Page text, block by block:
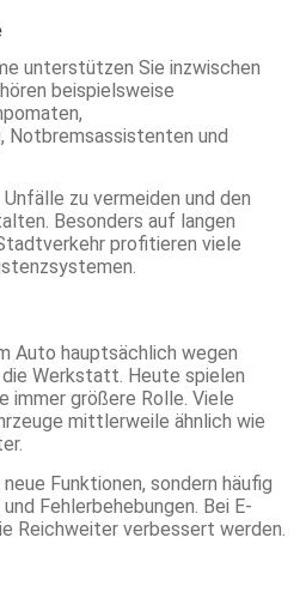
unterstützen Sie inzwischen
beispielsweise
Notbremsassistenten und
zu vermeiden und den
Besonders auf langen
profitieren viele
Auto hauptsächlich wegen
Werkstatt. Heute spielen
immer größere Rolle. Viele
mittlerweile ähnlich wie
Funktionen, sondern häufig
Fehlerbehebungen. Bei E-
Reichweiter verbessert werden.